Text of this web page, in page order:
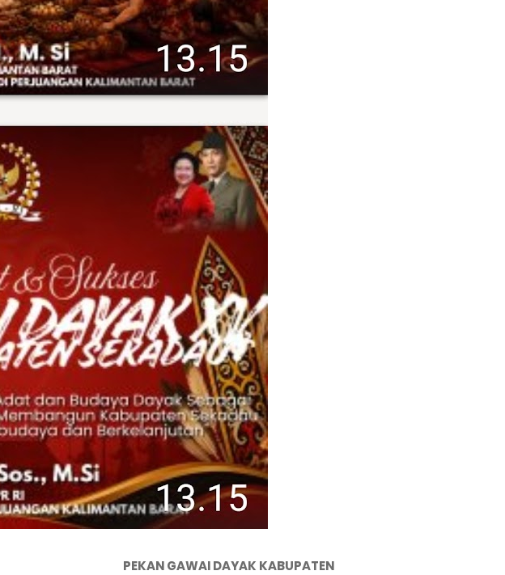
PEKAN GAWAI DAYAK KABUPATEN